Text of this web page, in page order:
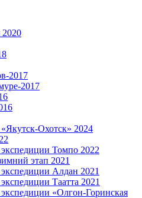
2020
2017
2017
Охотск» 2024
Томпо 2022
этап 2021
Алдан 2021
Таатта 2021
«Олгон-Горинская